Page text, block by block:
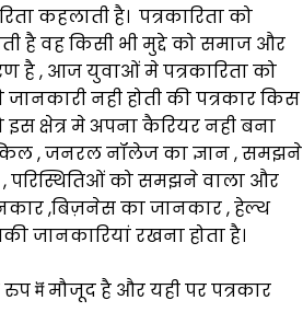
कहलाती है। पत्रकारिता को
है वह किसी भी मुद्दे को समाज और
है , आज युवाओं मे पत्रकारिता को
नही होती की पत्रकार किस
क्षेत्र मे अपना कैरियर नही बना
, जनरल नॉलेज का ज्ञान , समझने
परिस्थितिओं को समझने वाला और
,बिज़नेस का जानकार , हेल्थ
जानकारियां रखना होता है।
रुप मॆं मौजूद है और यही पर पत्रकार